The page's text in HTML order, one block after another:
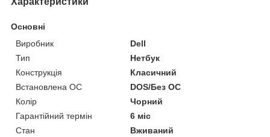
Основні
Виробник
Dell
Тип
Нетбук
Конструкція
Класичний
Встановлена ОС
DOS/Без ОС
Колір
Чорний
Гарантійний термін
6 міс
Стан
Вживаний